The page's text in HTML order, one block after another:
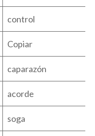
control
Copiar
caparazón
acorde
soga